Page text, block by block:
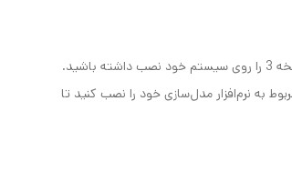
نسخه 3 را روی سیستم خود نصب داشته باشید.
به نرم‌افزار مدل‌سازی خود را نصب کنید تا